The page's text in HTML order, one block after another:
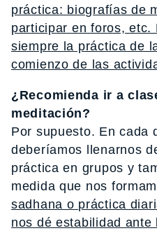
práctica: biografías de
participar en foros, etc.
siempre la práctica de
comienzo de las
¿Recomienda ir a
meditación?
Por supuesto. En cada
deberíamos llenarnos
práctica en grupos y
medida que nos
sadhana o práctica
nos dé estabilidad